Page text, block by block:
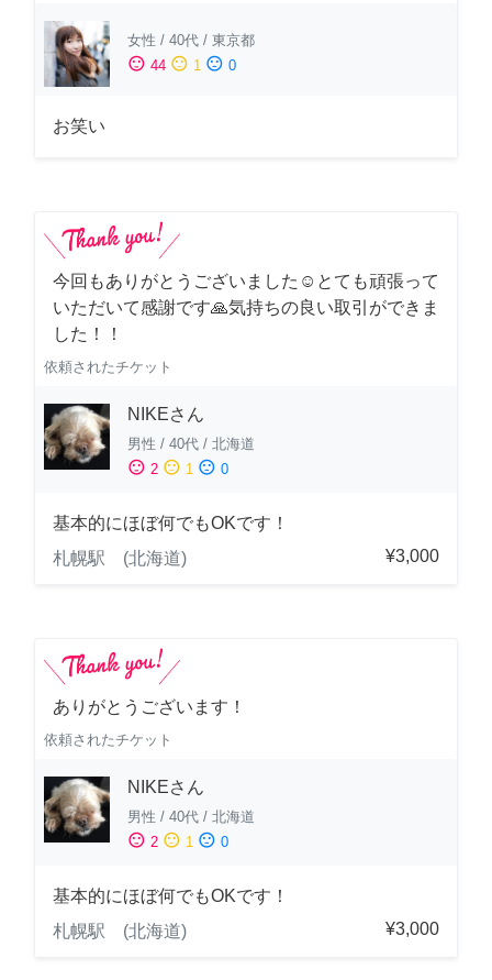
女性 / 40代 / 東京都
sentiment_satisfied 44 sentiment_neutral 1 sentiment_dissatisfied 0
お笑い
今回もありがとうございました☺️とても頑張って
いただいて感謝です🙏気持ちの良い取引ができま
した！！
依頼されたチケット
NIKEさん
男性 / 40代 / 北海道
sentiment_satisfied 2 sentiment_neutral 1 sentiment_dissatisfied 0
基本的にほぼ何でもOKです！
札幌駅 (北海道)
¥3,000
ありがとうございます！
依頼されたチケット
NIKEさん
男性 / 40代 / 北海道
sentiment_satisfied 2 sentiment_neutral 1 sentiment_dissatisfied 0
基本的にほぼ何でもOKです！
札幌駅 (北海道)
¥3,000